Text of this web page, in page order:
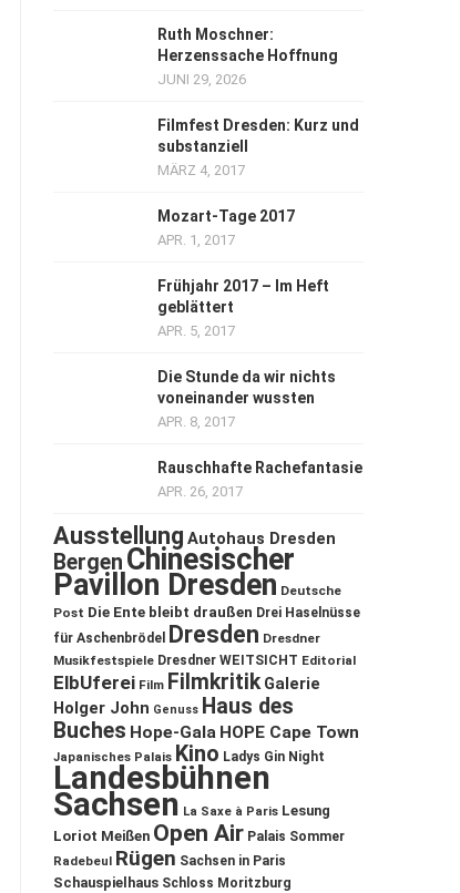
Ruth Moschner:
Herzenssache Hoffnung
JUNI 29, 2026
Filmfest Dresden: Kurz und
substanziell
MÄRZ 4, 2017
Mozart-Tage 2017
APR. 1, 2017
Frühjahr 2017 – Im Heft
geblättert
APR. 5, 2017
Die Stunde da wir nichts
voneinander wussten
APR. 8, 2017
Rauschhafte Rachefantasie
APR. 26, 2017
Ausstellung Autohaus Dresden
Bergen Chinesischer
Pavillon Dresden Deutsche
Post Die Ente bleibt draußen Drei Haselnüsse
für Aschenbrödel
Dresden Dresdner
Musikfestspiele Dresdner WEITSICHT Editorial
ElbUferei Film Filmkritik Galerie
Holger John Genuss Haus des
Buches Hope-Gala HOPE Cape Town
Japanisches Palais Kino Ladys Gin Night
Landesbühnen
Sachsen La Saxe à Paris Lesung
Loriot Meißen Open Air Palais Sommer
Radebeul Rügen Sachsen in Paris
Schauspielhaus Schloss Moritzburg